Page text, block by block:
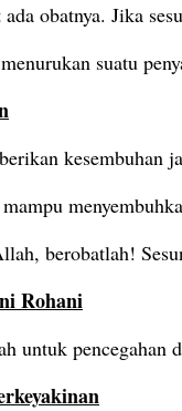
ada obatnya. Jika
suatu
kesembuhan
berobatlah!
Rohani
untuk